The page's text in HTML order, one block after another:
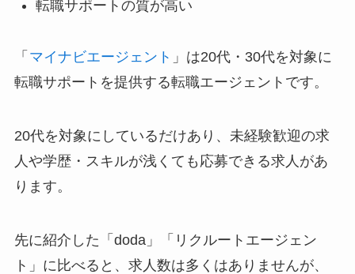
転職サポートの質が高い
「 マイナビエージェント 」は20代・30代を対象に
転職サポートを提供する転職エージェントです。
20代を対象にしているだけあり、未経験歓迎の求
人や学歴・スキルが浅くても応募できる求人があ
ります。
先に紹介した「doda」「リクルートエージェン
ト」に比べると、求人数は多くはありませんが、